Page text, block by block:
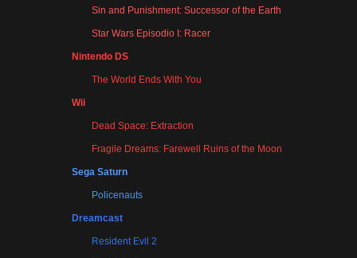
Sin and Punishment: Successor of the Earth
Star Wars Episodio I: Racer
Nintendo DS
The World Ends With You
Wii
Dead Space: Extraction
Fragile Dreams: Farewell Ruins of the Moon
Sega Saturn
Policenauts
Dreamcast
Resident Evil 2